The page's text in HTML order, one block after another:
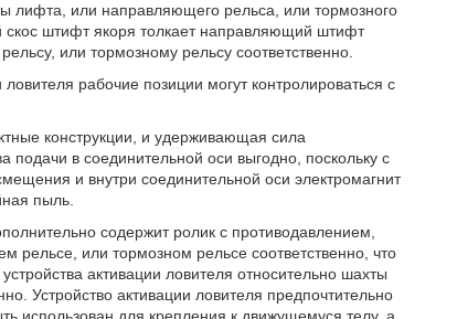
лифта, или направляющего рельса, или тормозного
скос штифт якоря толкает направляющий штифт
или тормозному рельсу соответственно.
рабочие позиции могут контролироваться с
конструкции, и удерживающая сила
подачи в соединительной оси выгодно, поскольку с
и внутри соединительной оси электромагнит
пыль.
содержит ролик с противодавлением,
или тормозном рельсе соответственно, что
активации ловителя относительно шахты
Устройство активации ловителя предпочтительно